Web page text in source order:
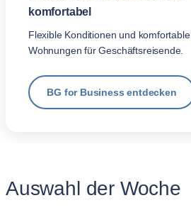
komfortabel
Flexible Konditionen und komfortable
Wohnungen für Geschäftsreisende.
BG for Business entdecken
Auswahl der Woche